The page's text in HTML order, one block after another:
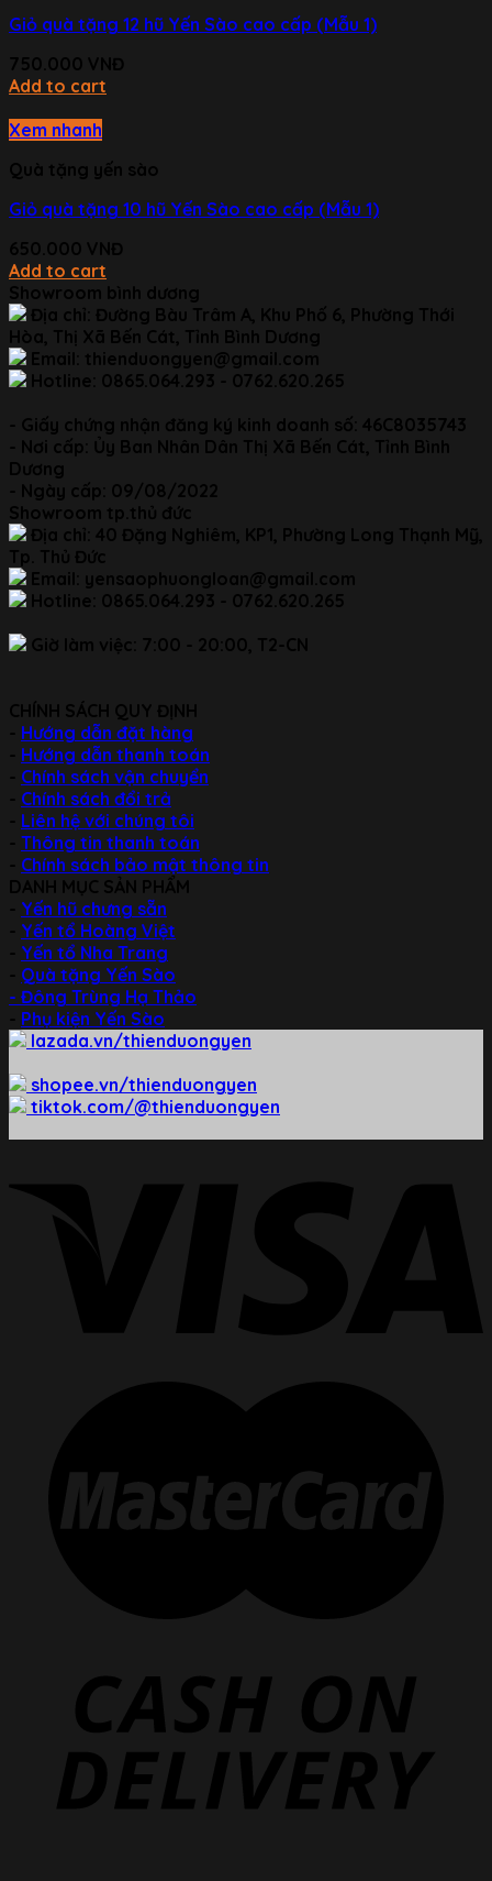
Giỏ quà tặng 12 hũ Yến Sào cao cấp (Mẫu 1)
750.000 VNĐ
Add to cart
Xem nhanh
Quà tặng yến sào
Giỏ quà tặng 10 hũ Yến Sào cao cấp (Mẫu 1)
650.000 VNĐ
Add to cart
Showroom bình dương
Địa chỉ: Đường Bàu Trâm A, Khu Phố 6, Phường Thới
Hòa, Thị Xã Bến Cát, Tỉnh Bình Dương
Email: thienduongyen@gmail.com
Hotline: 0865.064.293 - 0762.620.265
- Giấy chứng nhận đăng ký kinh doanh số: 46C8035743
- Nơi cấp: Ủy Ban Nhân Dân Thị Xã Bến Cát, Tỉnh Bình
Dương
- Ngày cấp: 09/08/2022
Showroom tp.thủ đức
Địa chỉ: 40 Đặng Nghiêm, KP1, Phường Long Thạnh Mỹ,
Tp. Thủ Đức
Email: yensaophuongloan@gmail.com
Hotline: 0865.064.293 - 0762.620.265
Giờ làm việc: 7:00 - 20:00, T2-CN
CHÍNH SÁCH QUY ĐỊNH
- Hướng dẫn đặt hàng
- Hướng dẫn thanh toán
- Chính sách vận chuyển
- Chính sách đổi trả
- Liên hệ với chúng tôi
- Thông tin thanh toán
- Chính sách bảo mật thông tin
DANH MỤC SẢN PHẨM
- Yến hũ chưng sẵn
- Yến tổ Hoàng Việt
- Yến tổ Nha Trang
- Quà tặng Yến Sào
- Đông Trùng Hạ Thảo
- Phụ kiện Yến Sào
lazada.vn/thienduongyen
shopee.vn/thienduongyen
tiktok.com/@thienduongyen